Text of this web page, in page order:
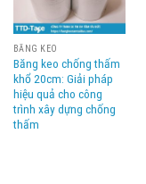
BĂNG KEO
Băng keo chống thấm
khổ 20cm: Giải pháp
hiệu quả cho công
trình xây dựng chống
thấm